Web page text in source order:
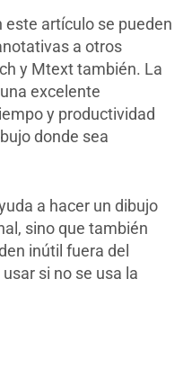
artículo se pueden
a otros
y Mtext también. La
excelente
y productividad
donde sea
a hacer un dibujo
sino que también
inútil fuera del
si no se usa la